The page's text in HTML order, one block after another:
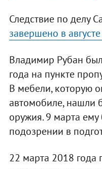
Следствие по делу
завершено в
Владимир Рубан
года на пункте
В мебели, которую
автомобиле, нашли
оружия. 9 марта
подозрении в
22 марта 2018 года